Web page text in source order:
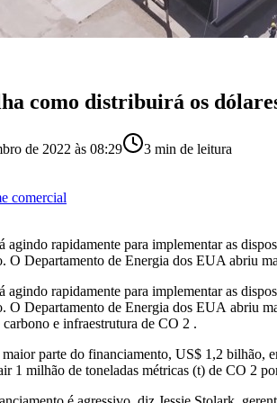
como distribuirá os
de 2022 às 08:29 3 min de leitura
comercial
agindo rapidamente para implementar as
O Departamento de Energia dos EUA abriu
agindo rapidamente para implementar as
O Departamento de Energia dos EUA abriu
e infraestrutura de CO 2 .
maior parte do financiamento, US$ 1,2
1 milhão de toneladas métricas (t) de CO 2